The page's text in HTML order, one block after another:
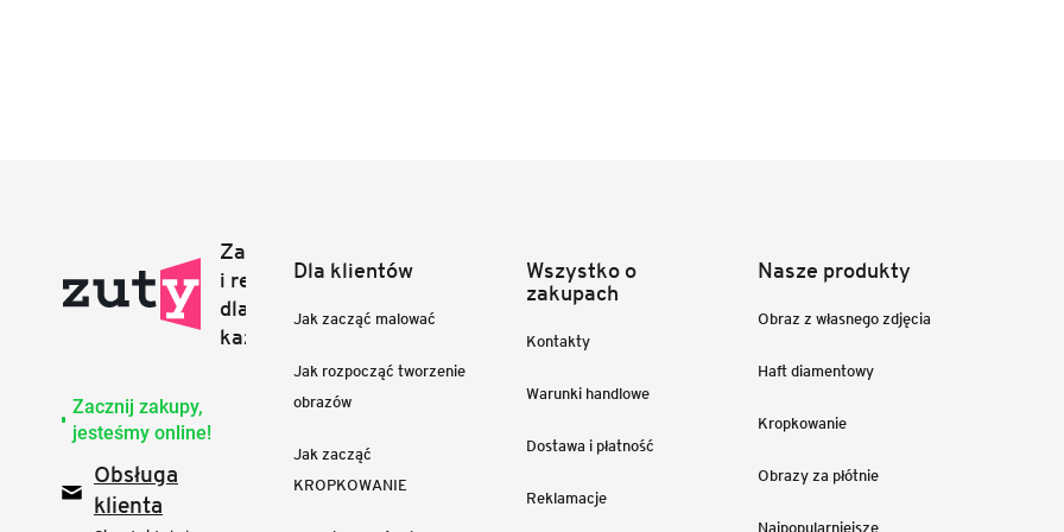
Zacznij zakupy,
jesteśmy online!
Obsługa
klienta
Dla klientów
Jak zacząć malować
Jak rozpocząć tworzenie
obrazów
Jak zacząć
KROPKOWANIE
Wszystko o
zakupach
Kontakty
Warunki handlowe
Dostawa i płatność
Reklamacje
Nasze produkty
Obraz z własnego zdjęcia
Haft diamentowy
Kropkowanie
Obrazy za płótnie
Najpopularniejsze